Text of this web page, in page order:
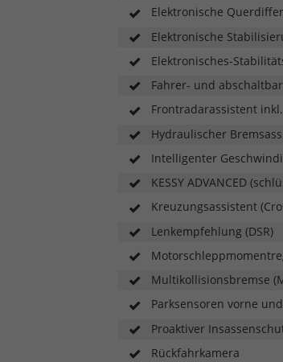
Elektronische
Elektronische
Elektronisches-
Fahrer- und
Frontradarassistent
Hydraulischer
Intelligenter
KESSY ADVANCED
Kreuzungsassistent
Lenkempfehlung (DSR)
Multikollisionsbremse
Parksensoren vorne
Proaktiver
Rückfahrkamera